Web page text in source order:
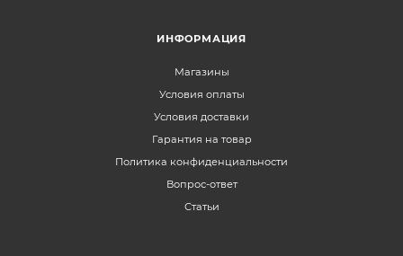
ИНФОРМАЦИЯ
Магазины
Условия оплаты
Условия доставки
Гарантия на товар
Политика конфиденциальности
Вопрос-ответ
Статьи